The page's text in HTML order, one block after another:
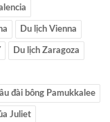
Du lịch Vienna
Du lịch Zaragoza
đài bông Pamukkalee
Juliet